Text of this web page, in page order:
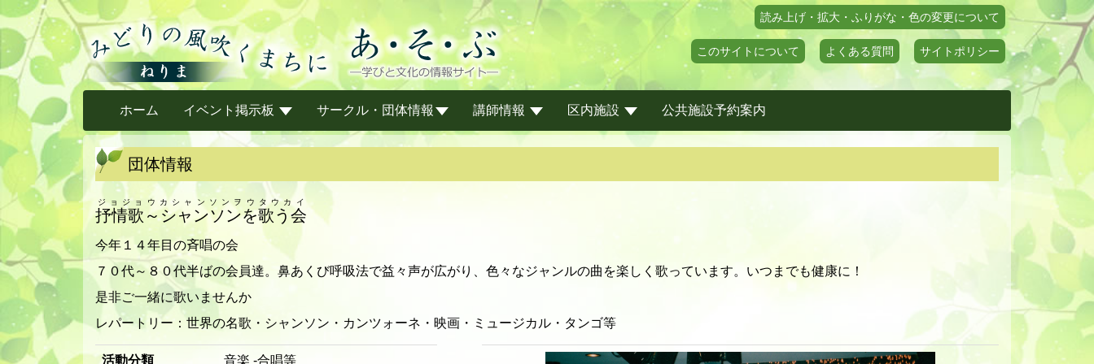
読み上げ・拡大・ふりがな・色の変更について
このサイトについて よくある質問 サイトポリシー
ホーム イベント掲示板 サークル・団体情報 講師情報 区内施設 公共施設予約案内
団体情報
抒情歌～シャンソンを歌う会
ジョジョウカシャンソンヲウタウカイ
今年１４年目の斉唱の会
７０代～８０代半ばの会員達。鼻あくび呼吸法で益々声が広がり、色々なジャンルの曲を楽しく歌っています。いつまでも健康に！
是非ご一緒に歌いませんか
レパートリー：世界の名歌・シャンソン・カンツォーネ・映画・ミュージカル・タンゴ等
活動分類 音楽 -合唱等